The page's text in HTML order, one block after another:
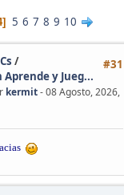
5 6 7 8 9 10
#31
/
y Jueg...
kermit- 08 Agosto, 2026,